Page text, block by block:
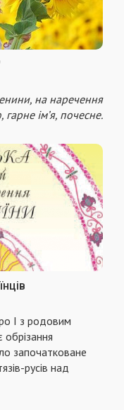
на наречення
ім’я, почесне.
І з родовим
започатковане
русів над